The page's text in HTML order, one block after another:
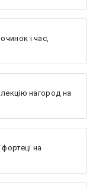
і час,
нагород на
на